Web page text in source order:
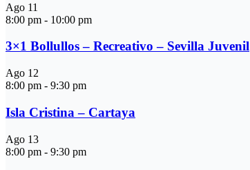
Ago 11
8:00 pm - 10:00 pm
3×1 Bollullos – Recreativo – Sevilla Juvenil
Ago 12
8:00 pm - 9:30 pm
Isla Cristina – Cartaya
Ago 13
8:00 pm - 9:30 pm